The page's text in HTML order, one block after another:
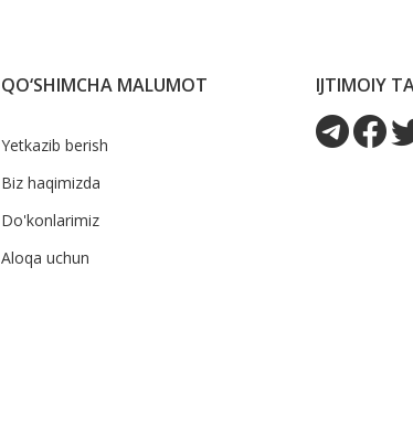
QO‘SHIMCHA MALUMOT
Yetkazib berish
Biz haqimizda
Do'konlarimiz
Aloqa uchun
IJTIMOIY